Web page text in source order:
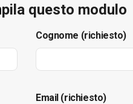
questo modulo
Cognome (richiesto)
Email (richiesto)